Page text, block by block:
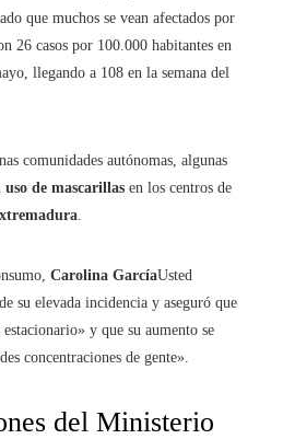
que muchos se vean afectados por
26 casos por 100.000 habitantes en
llegando a 108 en la semana del
comunidades autónomas, algunas
uso de mascarillas en los centros de
.
Carolina GarcíaUsted
su elevada incidencia y aseguró que
y que su aumento se
concentraciones de gente».
del Ministerio